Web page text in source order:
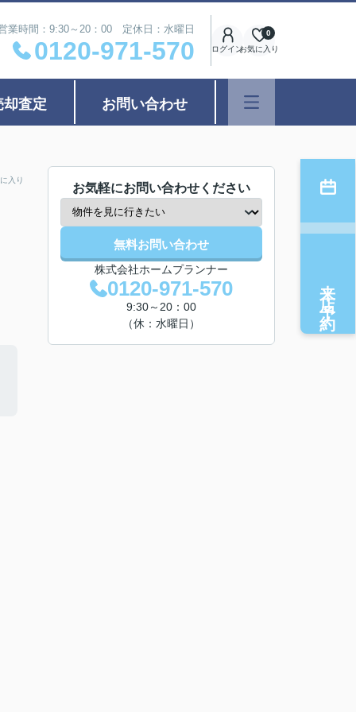
業時間：9:30～20：00 定休日：水曜日
0120-971-570 ログインお気に入り
0
却査定 お問い合わせ
入り
お気軽にお問い合わせください
無料お問い合わせ
株式会社ホームプランナー
0120-971-570
9:30～20：00
（休：水曜日）
来店予約